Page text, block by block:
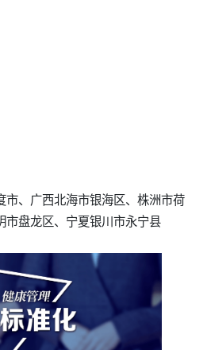
市、广西北海市银海区、株洲市荷
市盘龙区、宁夏银川市永宁县